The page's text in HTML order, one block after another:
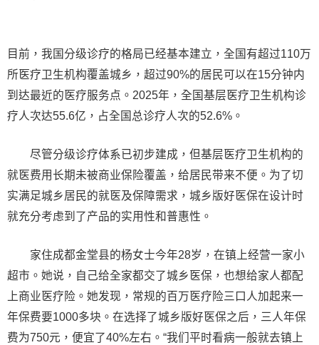
目前，我国分级诊疗的格局已经基本建立，全国有超过110万
所医疗卫生机构覆盖城乡，超过90%的居民可以在15分钟内
到达最近的医疗服务点。2025年，全国基层医疗卫生机构诊
疗人次达55.6亿，占全国总诊疗人次的52.6%。
尽管分级诊疗体系已初步建成，但基层医疗卫生机构的
就医费用长期未被商业保险覆盖，给居民带来不便。为了切
实满足城乡居民的就医及保障需求，城乡版好医保在设计时
就充分考虑到了产品的实用性和普惠性。
家住成都金堂县的杨女士今年28岁，在镇上经营一家小
超市。她说，自己给全家都交了城乡医保，也想给家人都配
上商业医疗险。她发现，常规的百万医疗险三口人加起来一
年保费要1000多块。在选择了城乡版好医保之后，三人年保
费为750元，便宜了40%左右。“我们平时看病一般就去镇上